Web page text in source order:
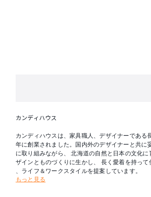
カンディハウス
カンディハウスは、家具職人、デザイナーである
年に創業されました。国内外のデザイナーと共に
に取り組みながら、 北海道の自然と日本の文化
ザインとものづくりに生かし、 長く愛着を持って
、ライフ＆ワークスタイルを提案しています。
もっと見る